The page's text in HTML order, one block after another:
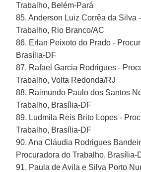
Trabalho, Belém-Pará
85. Anderson Luiz Corrêa da Silva
Trabalho, Rio Branco/AC
86. Erlan Peixoto do Prado -
Brasília-DF
87. Rafael Garcia Rodrigues -
Trabalho, Volta Redonda/RJ
88. Raimundo Paulo dos Santos
Trabalho, Brasília-DF
89. Ludmila Reis Brito Lopes -
Trabalho, Brasília-DF
90. Ana Cláudia Rodrigues
Procuradora do Trabalho, Brasília-
91. Paula de Avila e Silva Porto